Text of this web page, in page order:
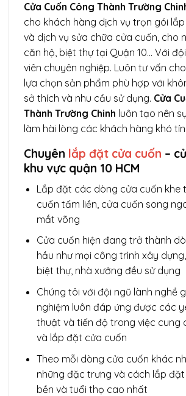
Cửa Cuốn Công Thành Trường
cho khách hàng dịch vụ trọn gói
và dịch vụ sửa chữa cửa cuốn, cho
căn hộ, biệt thự tại Quận 10… Với
viên chuyên nghiệp. Luôn tư vấn
lựa chọn sản phẩm phù hợp với
sở thích và nhu cầu sử dụng. Cửa
Thành Trường Chinh luôn tạo nên
làm hài lòng các khách hàng khó
Chuyên lắp đặt cửa cuốn –
khu vực quận 10 HCM
Lắp đặt các dòng cửa cuốn khe
cuốn tấm liền, cửa cuốn song
mắt võng
Cửa cuốn hiện đang trở thành
hầu như mọi công trình xây
biệt thự, nhà xưởng đều sử dụng
Chúng tôi với đội ngũ lành nghề
nghiệm luôn đáp ứng được các
thuật và tiến độ trong việc cung
và lắp đặt cửa cuốn
Theo mỗi dòng cửa cuốn khác
những đặc trưng và cách lắp
bền và tuổi thọ cao nhất